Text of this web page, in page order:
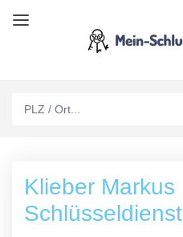
Klieber Markus
Schlüsseldienst